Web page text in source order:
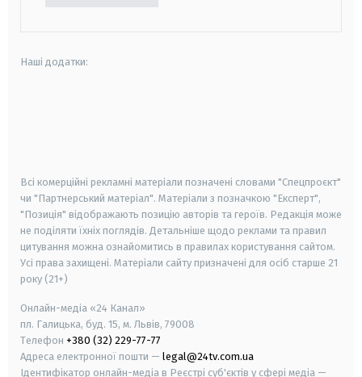
Наші додатки:
Всі комерційні рекламні матеріали позначені словами "Спецпроєкт"
чи "Партнерський матеріал". Матеріали з позначкою "Експерт",
"Позиція" відображають позицію авторів та героїв. Редакція може
не поділяти їхніх поглядів. Детальніше щодо реклами та правил
цитування можна ознайомитись в правилах користування сайтом.
Усі права захищені. Матеріали сайту призначені для осіб старше 21
року (21+)
Онлайн-медіа «24 Канал»
пл. Галицька, буд. 15, м. Львів, 79008
Телефон +380 (32) 229-77-77
Адреса електронної пошти — legal@24tv.com.ua
Ідентифікатор онлайн-медіа в Реєстрі суб'єктів у сфері медіа —